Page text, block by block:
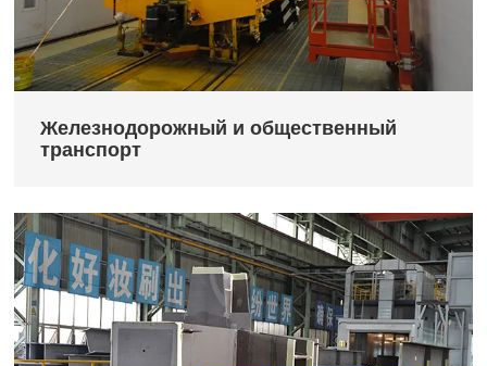
Железнодорожный и общественный
транспорт